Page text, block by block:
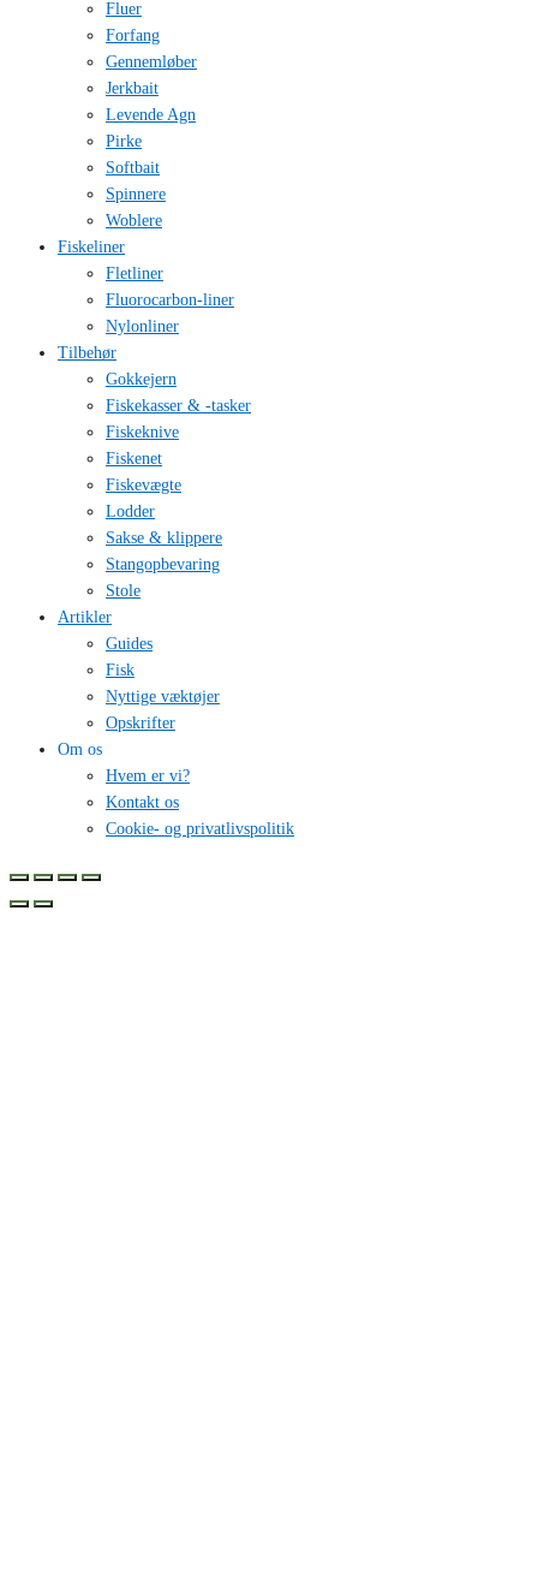
Fluer
Forfang
Gennemløber
Jerkbait
Levende Agn
Pirke
Softbait
Spinnere
Woblere
Fiskeliner
Fletliner
Fluorocarbon-liner
Nylonliner
Tilbehør
Gokkejern
Fiskekasser & -tasker
Fiskeknive
Fiskenet
Fiskevægte
Lodder
Sakse & klippere
Stangopbevaring
Stole
Artikler
Guides
Fisk
Nyttige væktøjer
Opskrifter
Om os
Hvem er vi?
Kontakt os
Cookie- og privatlivspolitik